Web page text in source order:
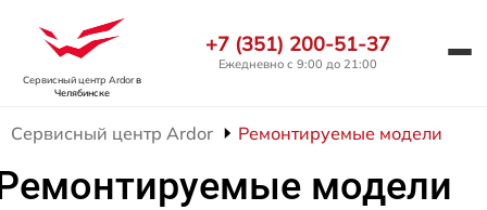
Сервисный центр Ardorв
Челябинске
+7 (351) 200-51-37
Ежедневно с 9:00 до 21:00
Сервисный центр Ardor Ремонтируемые модели
модели